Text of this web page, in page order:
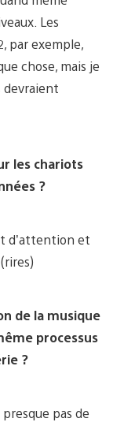
Les
par exemple,
chose, mais je
devraient
les chariots
?
d’attention et
de la musique
processus
?
pas de